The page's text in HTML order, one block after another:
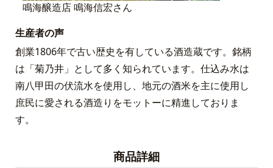
鳴海醸造店 鳴海信宏さん
生産者の声
創業1806年で古い歴史を有している酒造蔵です。銘柄
は「菊乃井」として多く知られています。仕込み水は
南八甲田の伏流水を使用し、地元の酒米を主に使用し
庶民に愛される酒造りをモットーに精進しておりま
す。
商品詳細